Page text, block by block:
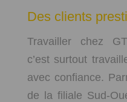
Des clients
Travailler chez
c’est surtout
avec confiance.
de la filiale Sud-